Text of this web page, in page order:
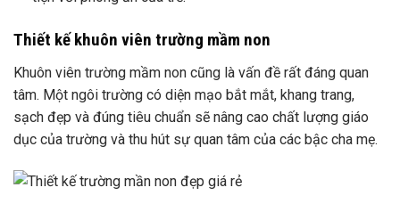
Thiết kế khuôn viên trường mầm non
Khuôn viên trường mầm non cũng là vấn đề rất đáng quan
tâm. Một ngôi trường có diện mạo bắt mắt, khang trang,
sạch đẹp và đúng tiêu chuẩn sẽ nâng cao chất lượng giáo
dục của trường và thu hút sự quan tâm của các bậc cha mẹ.